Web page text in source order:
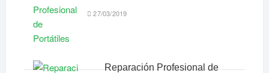
27/03/2019
Reparación Profesional de